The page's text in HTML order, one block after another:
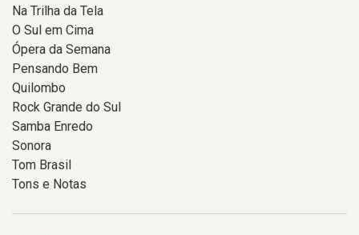
Na Trilha da Tela
O Sul em Cima
Ópera da Semana
Pensando Bem
Quilombo
Rock Grande do Sul
Samba Enredo
Sonora
Tom Brasil
Tons e Notas